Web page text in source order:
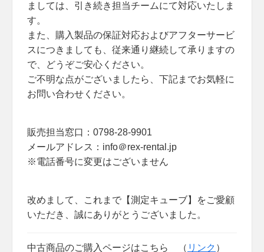
ましては、引き続き担当チームにて対応いたしま
す。
また、購入製品の保証対応およびアフターサービ
スにつきましても、従来通り継続して承りますの
で、どうぞご安心ください。
ご不明な点がございましたら、下記までお気軽に
お問い合わせください。
販売担当窓口：0798-28-9901
メールアドレス：info＠rex-rental.jp
※電話番号に変更はございません
改めまして、これまで【測定キューブ】をご愛顧
いただき、誠にありがとうございました。
中古商品のご購入ページはこちら （ リンク ）